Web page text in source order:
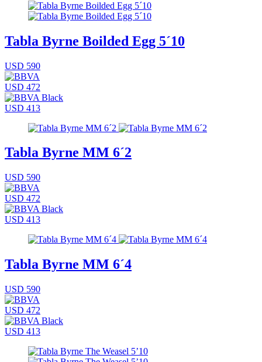
Tabla Byrne Boilded Egg 5´10
USD 590
USD 472
USD 413
Tabla Byrne MM 6´2
USD 590
USD 472
USD 413
Tabla Byrne MM 6´4
USD 590
USD 472
USD 413